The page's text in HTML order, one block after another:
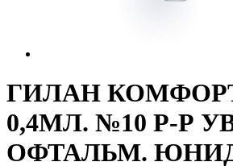
ГИЛАН КОМФОРТ
0,4МЛ. №10 Р-Р
ОФТАЛЬМ.